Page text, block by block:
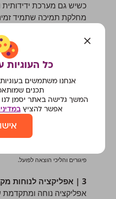
כשיש גם מערכת ידידותית
מחלקת תמיכה שתמיד
2 | המערכת היחידה
תשלומים מלקוחות
לקוחות משלמים לך
אפשר לקבל את הכסף
ולהיות בשליטה מלאה על
בכפוף לתנאים של הגוף המממן –
פיגורים והליכי הוצאה לפועל.
3 | אפליקציה לנוחות מקסימלית
אפליקציה נוחה
כל העוגיות
תכנים
המשך גלישה באתר יסמן
אפשר להציץ